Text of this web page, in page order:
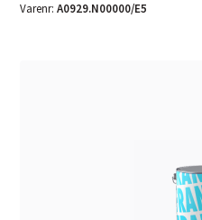
Varenr:A0929.N00000/E5